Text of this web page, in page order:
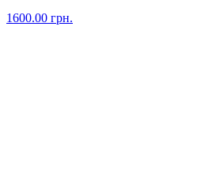
1600.00 грн.